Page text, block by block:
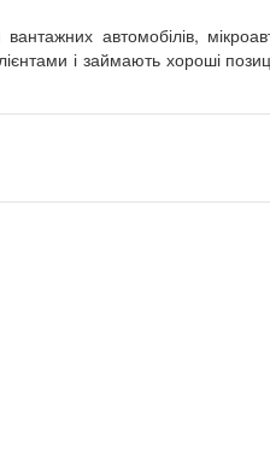
автомобілів,
і займають хороші